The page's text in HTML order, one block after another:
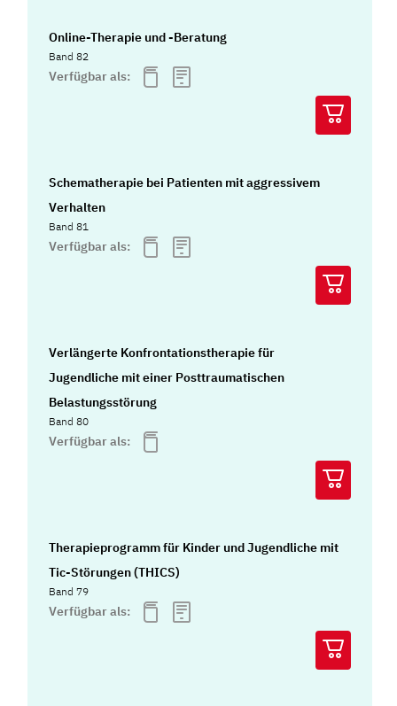
Online-Therapie und -Beratung
Band 82
Verfügbar als:
Schematherapie bei Patienten mit aggressivem
Verhalten
Band 81
Verfügbar als:
Verlängerte Konfrontationstherapie für
Jugendliche mit einer Posttraumatischen
Belastungsstörung
Band 80
Verfügbar als:
Therapieprogramm für Kinder und Jugendliche mit
Tic-Störungen (THICS)
Band 79
Verfügbar als: